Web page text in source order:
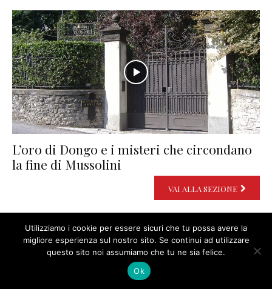
L’oro di Dongo e i misteri che circondano
la fine di Mussolini
VAI ALLA SEZIONE
Risorgimento: Savoia contro Borbone
Utilizziamo i cookie per essere sicuri che tu possa avere la
migliore esperienza sul nostro sito. Se continui ad utilizzare
questo sito noi assumiamo che tu ne sia felice.
Ok